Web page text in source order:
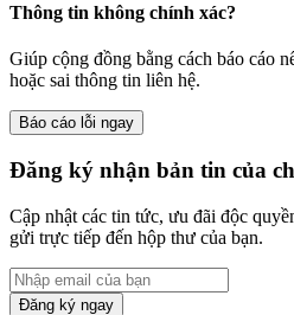
Thông tin không chính xác?
Giúp cộng đồng bằng cách báo cáo
hoặc sai thông tin liên hệ.
Báo cáo lỗi ngay
Đăng ký nhận bản tin của
Cập nhật các tin tức, ưu đãi độc
gửi trực tiếp đến hộp thư của bạn.
Đăng ký ngay